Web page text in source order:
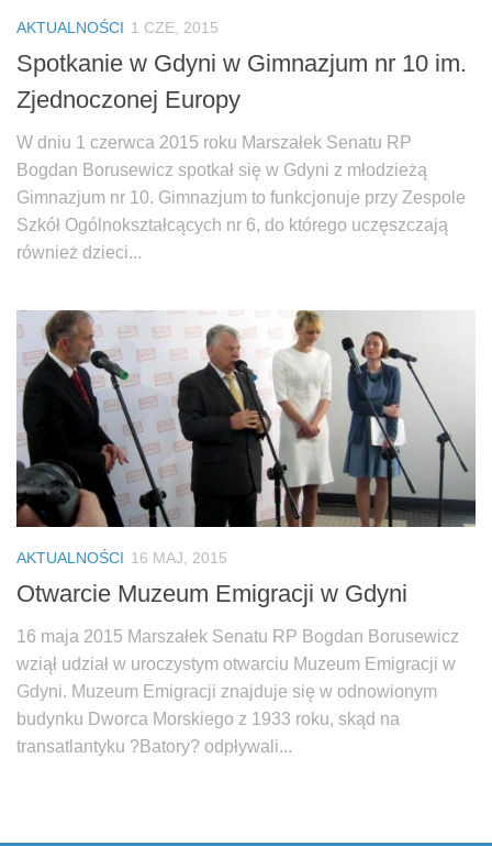
Fundacja Batorego
AKTUALNOŚCI 1 CZE, 2015
Spotkanie w Gdyni w Gimnazjum nr 10 im.
Zjednoczonej Europy
W dniu 1 czerwca 2015 roku Marszałek Senatu RP
Bogdan Borusewicz spotkał się w Gdyni z młodzieżą
Gimnazjum nr 10. Gimnazjum to funkcjonuje przy Zespole
Szkół Ogólnokształcących nr 6, do którego uczęszczają
również dzieci...
AKTUALNOŚCI 16 MAJ, 2015
Otwarcie Muzeum Emigracji w Gdyni
16 maja 2015 Marszałek Senatu RP Bogdan Borusewicz
wziął udział w uroczystym otwarciu Muzeum Emigracji w
Gdyni. Muzeum Emigracji znajduje się w odnowionym
budynku Dworca Morskiego z 1933 roku, skąd na
transatlantyku ?Batory? odpływali...